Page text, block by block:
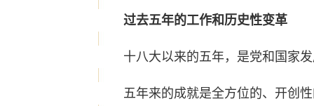
过去五年的工作和历史性变革
十八大以来的五年，是党和国家发
五年来的成就是全方位的、开创性